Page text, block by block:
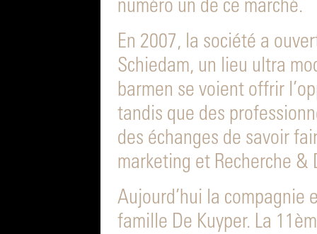
numéro un de ce marché.
En 2007, la société a
Schiedam, un lieu ultra
barmen se voient offrir
tandis que des
des échanges de savoir
marketing et Recherche &
Aujourd’hui la compagnie
famille De Kuyper. La